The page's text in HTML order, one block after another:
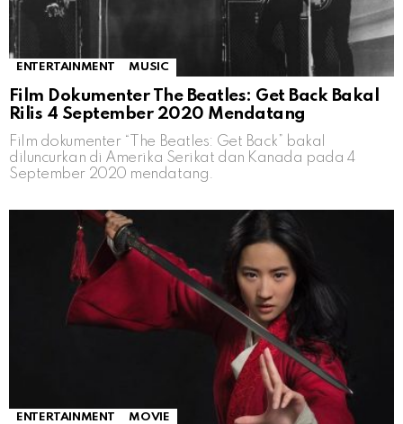
ENTERTAINMENT MUSIC
Film Dokumenter The Beatles: Get Back Bakal
Rilis 4 September 2020 Mendatang
Film dokumenter “The Beatles: Get Back” bakal
diluncurkan di Amerika Serikat dan Kanada pada 4
September 2020 mendatang.
ENTERTAINMENT MOVIE